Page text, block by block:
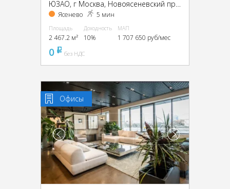
ЮЗАО, г Москва, Новоясеневский пр-т, 13, кор. 2
Ясенево 5 мин
Площадь
2 467.2 м²
Доходность
10%
МАП
1 707 650 руб/мес
0 pуббез НДС
Офисы